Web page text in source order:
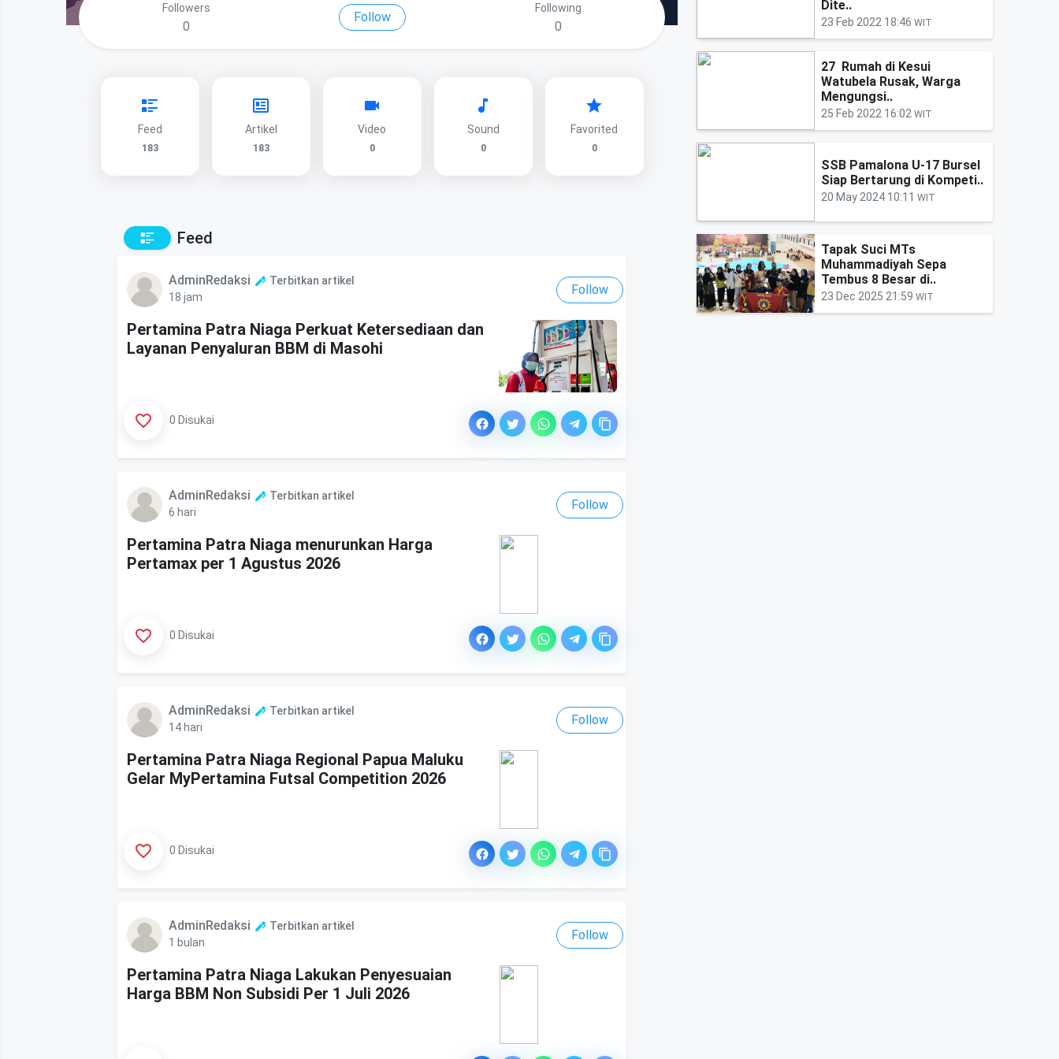
Followers
0
Follow
Following
0
Feed
183
Artikel
183
Video
0
Sound
0
Favorited
0
Feed
AdminRedaksi
Terbitkan artikel
18 jam
Follow
Pertamina Patra Niaga Perkuat Ketersediaan dan
Layanan Penyaluran BBM di Masohi
0 Disukai
AdminRedaksi
Terbitkan artikel
6 hari
Follow
Pertamina Patra Niaga menurunkan Harga
Pertamax per 1 Agustus 2026
0 Disukai
AdminRedaksi
Terbitkan artikel
14 hari
Follow
Pertamina Patra Niaga Regional Papua Maluku
Gelar MyPertamina Futsal Competition 2026
0 Disukai
AdminRedaksi
Terbitkan artikel
1 bulan
Follow
Pertamina Patra Niaga Lakukan Penyesuaian
Harga BBM Non Subsidi Per 1 Juli 2026
Dite..
23 Feb 2022 18:46 WIT
27 Rumah di Kesui
Watubela Rusak, Warga
Mengungsi..
25 Feb 2022 16:02 WIT
SSB Pamalona U-17 Bursel
Siap Bertarung di Kompeti..
20 May 2024 10:11 WIT
Tapak Suci MTs
Muhammadiyah Sepa
Tembus 8 Besar di..
23 Dec 2025 21:59 WIT